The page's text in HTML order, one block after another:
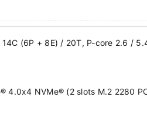
+ 8E) / 20T, P-core 2.6 /
NVMe® (2 slots M.2 2280